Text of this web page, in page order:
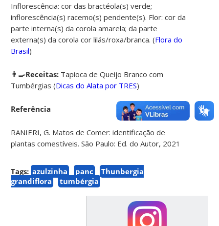
Inflorescência: cor das bractéola(s) verde;
inflorescência(s) racemo(s) pendente(s). Flor: cor da
parte interna(s) da corola amarela; da parte
externa(s) da corola cor lilás/roxa/branca. (Flora do
Brasil)
👨‍🍳Receitas: Tapioca de Queijo Branco com
Tumbérgias (Dicas do Alata por TRES)
Referência
RANIERI, G. Matos de Comer: identificação de
plantas comestíveis. São Paulo: Ed. do Autor, 2021
Tags: azulzinha panc
Thunbergia
grandiflora
tumbérgia